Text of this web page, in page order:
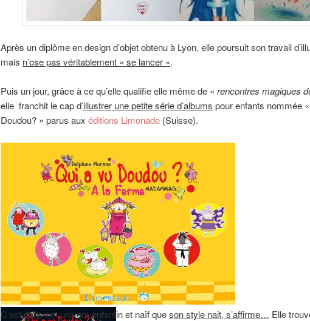
Après un diplôme en design d’objet obtenu à Lyon, elle poursuit son travail
mais n’ose pas véritablement « se lancer ».
Puis un jour, grâce à ce qu’elle qualifie elle même de « rencontres magiques
elle franchit le cap d’illustrer une petite série d’albums pour enfants nommée
Doudou? » parus aux éditions Limonade (Suisse).
C’est dans cet univers enfantin et naïf queson style nait, s’affirme… Elle